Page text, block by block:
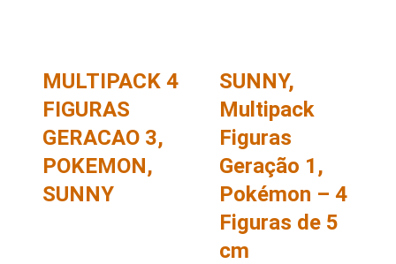
MULTIPACK 4
FIGURAS
GERACAO 3,
POKEMON,
SUNNY
SUNNY,
Multipack
Figuras
Geração 1,
Pokémon – 4
Figuras de 5
cm